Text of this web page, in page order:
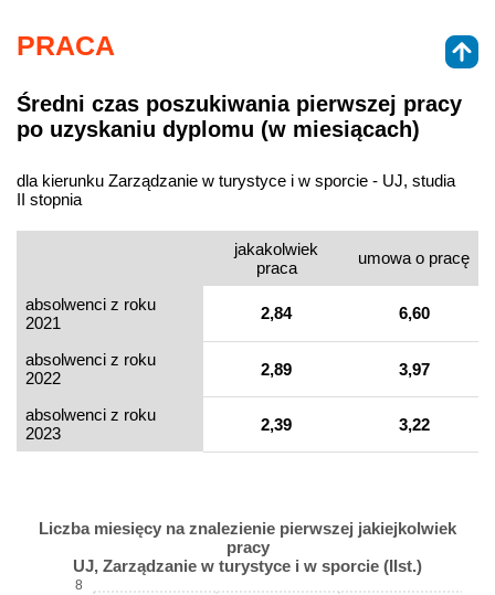
PRACA
Średni czas poszukiwania pierwszej pracy
po uzyskaniu dyplomu (w miesiącach)
dla kierunku Zarządzanie w turystyce i w sporcie - UJ, studia
II stopnia
jakakolwiek
praca
umowa o pracę
absolwenci z roku
2021
2,84 6,60
absolwenci z roku
2022
2,89 3,97
absolwenci z roku
2023
2,39 3,22
Liczba miesięcy na znalezienie pierwszej jakiejkolwiek
pracy
UJ, Zarządzanie w turystyce i w sporcie (IIst.)
8